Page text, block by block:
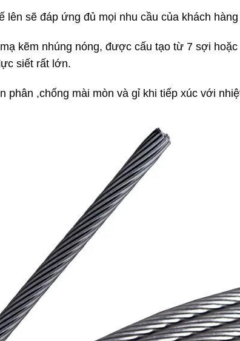
sẽ đáp ứng đủ mọi nhu cầu của khách
kẽm nhúng nóng, được cấu tạo từ 7 sợi
siết rất lớn.
phân ,chống mài mòn và gỉ khi tiếp xúc với